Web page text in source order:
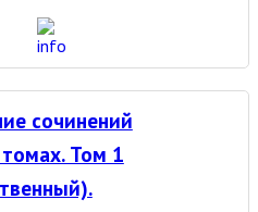
сочинений
Том 1